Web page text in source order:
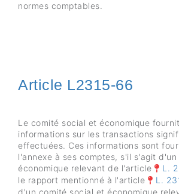
normes comptables.
Article L2315-66
Le comité social et économique
informations sur les transactions
effectuées. Ces informations sont
l'annexe à ses comptes, s'il s'agit
économique relevant de l'article
L.
le rapport mentionné à l'article
L.
d'un comité social et économique